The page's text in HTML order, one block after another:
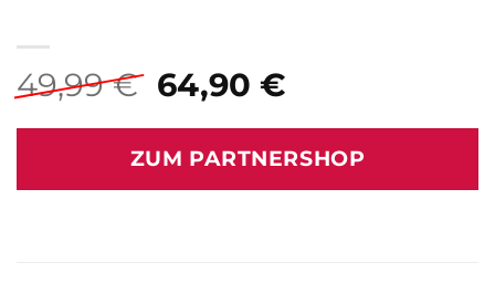
49,99€ Ursprünglicher
Preis
war:
49,99 €
64,90 €Aktueller
ist:
64,90 €.
ZUM PARTNERSHOP